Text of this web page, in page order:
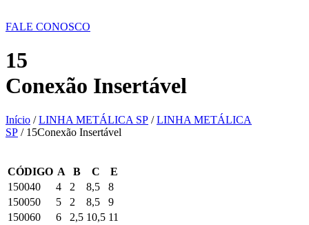
FALE CONOSCO
15
Conexão Insertável
Início /LINHA METÁLICA SP /LINHA METÁLICA
SP / 15Conexão Insertável
CÓDIGO A B C
E
150040
4 2 8,5
8
150050
5 2 8,5
9
150060
6 2,5 10,5 11